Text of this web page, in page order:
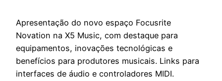
Apresentação do novo espaço Focusrite
Novation na X5 Music, com destaque para
equipamentos, inovações tecnológicas e
benefícios para produtores musicais. Links para
interfaces de áudio e controladores MIDI.